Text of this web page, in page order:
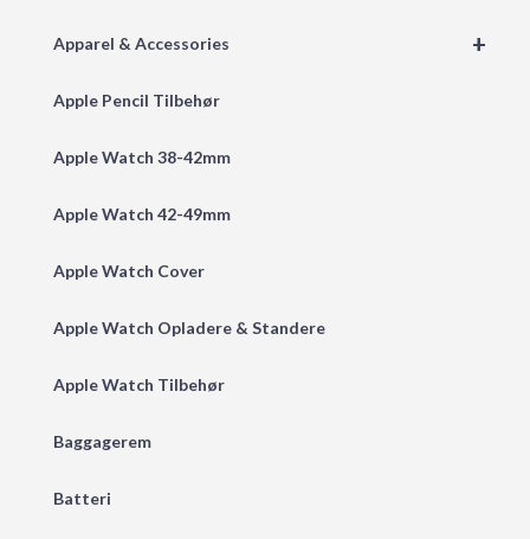
+
Apparel & Accessories
Apple Pencil Tilbehør
Apple Watch 38-42mm
Apple Watch 42-49mm
Apple Watch Cover
Apple Watch Opladere & Standere
Apple Watch Tilbehør
Baggagerem
Batteri